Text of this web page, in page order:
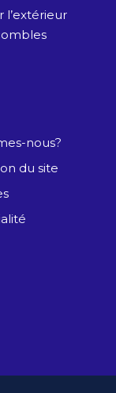
l’extérieur
nous?
du site